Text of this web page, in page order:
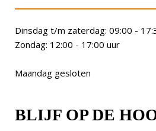
Dinsdag t/m zaterdag: 09:00 -
Zondag: 12:00 - 17:00 uur
Maandag gesloten
BLIJF OP DE